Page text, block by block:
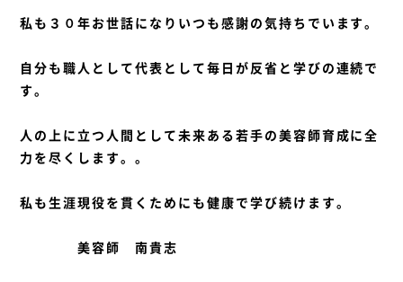
私も３０年お世話になりいつも感謝の気持ちでいます。
自分も職人として代表として毎日が反省と学びの連続で
す。
人の上に立つ人間として未来ある若手の美容師育成に全
力を尽くします。。
私も生涯現役を貫くためにも健康で学び続けます。
美容師 南貴志